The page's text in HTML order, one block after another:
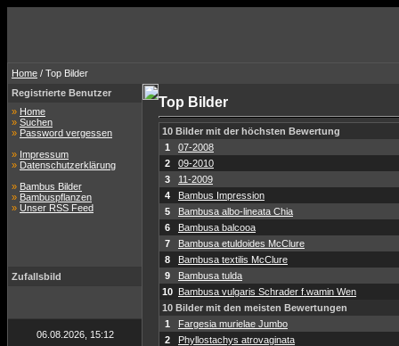
Home / Top Bilder
Registrierte Benutzer
» Home
» Suchen
» Password vergessen
» Impressum
» Datenschutzerklärung
» Bambus Bilder
» Bambuspflanzen
» Unser RSS Feed
Zufallsbild
06.08.2026, 15:12
Top Bilder
10 Bilder mit der höchsten Bewertung
1
07-2008
2
09-2010
3
11-2009
4
Bambus Impression
5
Bambusa albo-lineata Chia
6
Bambusa balcooa
7
Bambusa etuldoides McClure
8
Bambusa textilis McClure
9
Bambusa tulda
10 Bambusa vulgaris Schrader f.wamin Wen
10 Bilder mit den meisten Bewertungen
1
Fargesia murielae Jumbo
2
Phyllostachys atrovaginata